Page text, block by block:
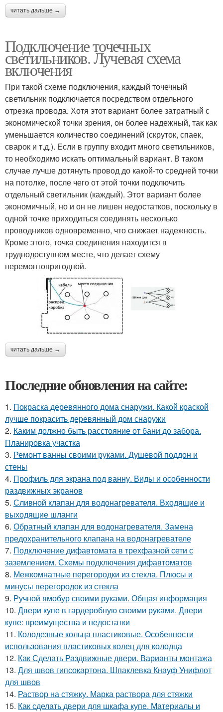
читать дальше →
Подключение точечных
светильников. Лучевая схема
включения
При такой схеме подключения, каждый точечный
светильник подключается посредством отдельного
отрезка провода. Хотя этот вариант более затратный с
экономической точки зрения, он более надежный, так как
уменьшается количество соединений (скруток, спаек,
сварок и т.д.). Если в группу входит много светильников,
то необходимо искать оптимальный вариант. В таком
случае лучше дотянуть провод до какой-то средней точки
на потолке, после чего от этой точки подключить
отдельный светильник (каждый). Этот вариант более
экономичный, но и он не лишен недостатков, поскольку в
одной точке приходиться соединять несколько
проводников одновременно, что снижает надежность.
Кроме этого, точка соединения находится в
труднодоступном месте, что делает схему
неремонтопригодной.
читать дальше →
Последние обновления на сайте:
1. Покраска деревянного дома снаружи. Какой краской
лучше покрасить деревянный дом снаружи
2. Каким должно быть расстояние от бани до забора.
Планировка участка
3. Ремонт ванны своими руками. Душевой поддон и
стены
4. Профиль для экрана под ванну. Виды и особенности
раздвижных экранов
5. Сливной клапан для водонагревателя. Входящие и
выходящие шланги
6. Обратный клапан для водонагревателя. Замена
предохранительного клапана на водонагревателе
7. Подключение дифавтомата в трехфазной сети с
заземлением. Схемы подключения дифавтоматов
8. Межкомнатные перегородки из стекла. Плюсы и
минусы перегородок из стекла
9. Ручной ямобур своими руками. Общая информация
10. Двери купе в гардеробную своими руками. Двери
купе: преимущества и недостатки
11. Колодезные кольца пластиковые. Особенности
использования пластиковых колец для колодца
12. Как Сделать Раздвижные двери. Варианты монтажа
13. Для швов гипсокартона. Шпаклевка Кнауф Унифлот
для швов
14. Раствор на стяжку. Марка раствора для стяжки
15. Как сделать двери для шкафа купе. Материалы и